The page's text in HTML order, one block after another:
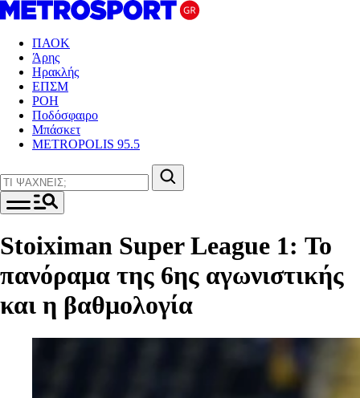
ΠΑΟΚ
Άρης
Ηρακλής
ΕΠΣΜ
ΡΟΗ
Ποδόσφαιρο
Μπάσκετ
METROPOLIS 95.5
Stoiximan Super League 1: Το
πανόραμα της 6ης αγωνιστικής
και η βαθμολογία